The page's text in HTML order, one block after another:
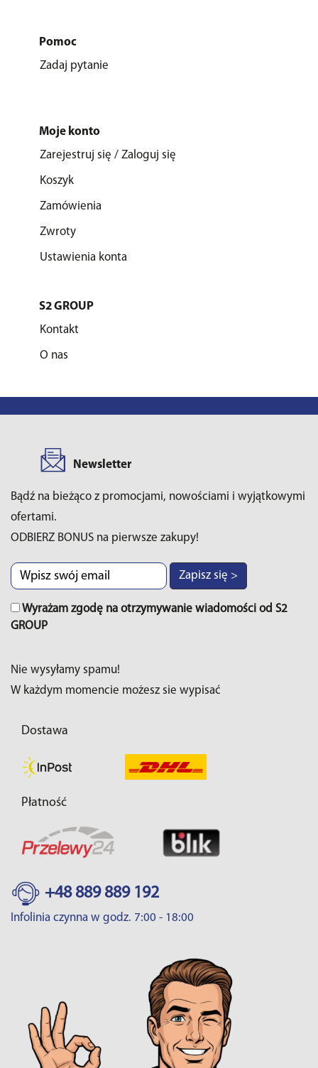
Pomoc
Zadaj pytanie
Moje konto
Zarejestruj się / Zaloguj się
Koszyk
Zamówienia
Zwroty
Ustawienia konta
S2 GROUP
Kontakt
O nas
Newsletter
Bądź na bieżąco z promocjami, nowościami i wyjątkowymi
ofertami.
ODBIERZ BONUS na pierwsze zakupy!
Zapisz się >
Wyrażam zgodę na otrzymywanie wiadomości od S2
GROUP
Nie wysyłamy spamu!
W każdym momencie możesz sie wypisać
Dostawa
Płatność
+48 889 889 192
Infolinia czynna w godz. 7:00 - 18:00